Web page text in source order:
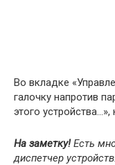
Во вкладке
галочку напротив
этого
На заметку!Есть
диспетчер